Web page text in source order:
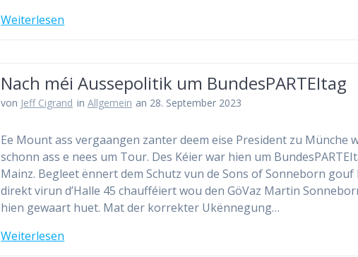
Weiterlesen
Nach méi Aussepolitik um BundesPARTEItag
von Jeff Cigrand in Allgemein an 28. September 2023
Ee Mount ass vergaangen zanter deem eise President zu Münche
schonn ass e nees um Tour. Des Kéier war hien um
Mainz. Begleet ënnert dem Schutz vun de Sons of Sonneborn gouf
direkt virun d’Halle 45 chaufféiert wou den GöVaz Martin
hien gewaart huet. Mat der korrekter Ukënnegung…
Weiterlesen